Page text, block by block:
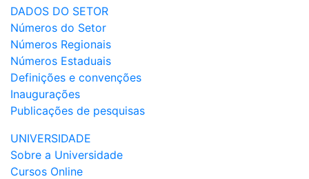
DADOS DO SETOR
Números do Setor
Números Regionais
Números Estaduais
Definições e convenções
Inaugurações
Publicações de pesquisas
UNIVERSIDADE
Sobre a Universidade
Cursos Online